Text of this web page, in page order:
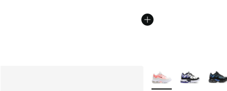
Plus de couleurs